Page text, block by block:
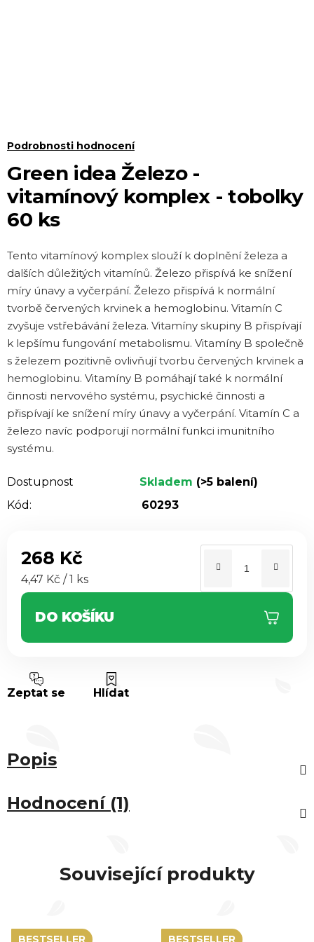
Green idea Železo -
vitamínový komplex - tobolky
60 ks
Průměrné
produktu
je
5,0
hvězdiček.
Podrobnosti hodnocení
Tento vitamínový komplex slouží k doplnění železa a
dalších důležitých vitamínů. Železo přispívá ke snížení
míry únavy a vyčerpání. Železo přispívá k normální
tvorbě červených krvinek a hemoglobinu. Vitamín C
zvyšuje vstřebávání železa. Vitamíny skupiny B přispívají
k lepšímu fungování metabolismu. Vitamíny B společně
s železem pozitivně ovlivňují tvorbu červených krvinek a
hemoglobinu. Vitamíny B pomáhají také k normální
činnosti nervového systému, psychické činnosti a
přispívají ke snížení míry únavy a vyčerpání. Vitamín C a
železo navíc podporují normální funkci imunitního
systému.
Dostupnost Skladem (>5 balení)
Kód:
60293
268 Kč
Měrná cena:
4,47 Kč / 1 ks
DO KOŠÍKU
Zeptat se Hlídat
Popis
Hodnocení (1)
Související produkty
BESTSELLER BESTSELLER